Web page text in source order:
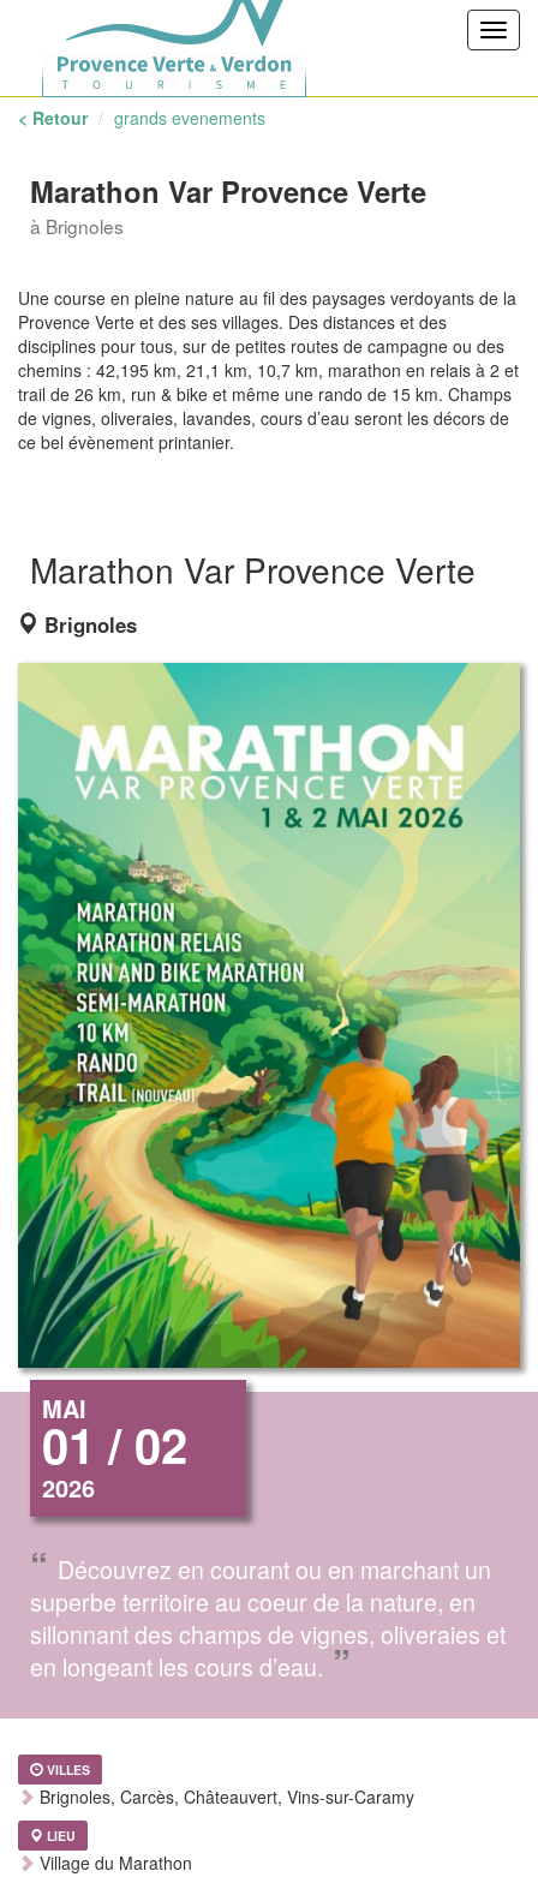
< Retour grands evenements
Marathon Var Provence Verte
à Brignoles
Une course en pleine nature au fil des paysages verdoyants de la
Provence Verte et des ses villages. Des distances et des
disciplines pour tous, sur de petites routes de campagne ou des
chemins : 42,195 km, 21,1 km, 10,7 km, marathon en relais à 2 et
trail de 26 km, run & bike et même une rando de 15 km. Champs
de vignes, oliveraies, lavandes, cours d’eau seront les décors de
ce bel évènement printanier.
Marathon Var Provence Verte
Brignoles
MAI
01 / 02
2026
“ Découvrez en courant ou en marchant un
superbe territoire au coeur de la nature, en
sillonnant des champs de vignes, oliveraies et
en longeant les cours d’eau.”
VILLES
Brignoles, Carcès, Châteauvert, Vins-sur-Caramy
LIEU
Village du Marathon